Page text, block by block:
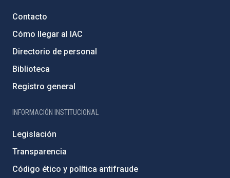
Contacto
Cómo llegar al IAC
Directorio de personal
Biblioteca
Registro general
INFORMACIÓN INSTITUCIONAL
Legislación
Transparencia
Código ético y política antifraude